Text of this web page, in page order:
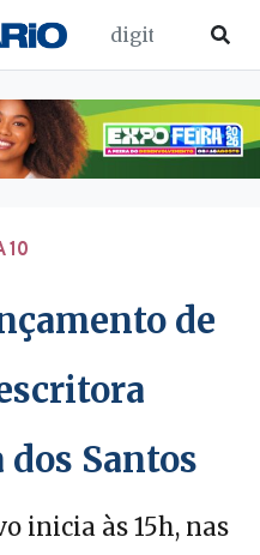
10
de
Santos
inicia às 15h, nas